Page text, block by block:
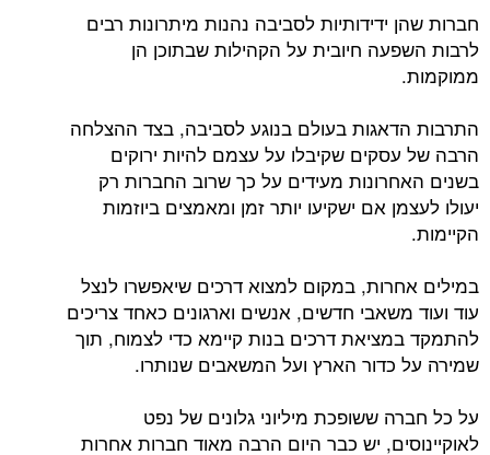
חברות שהן ידידותיות לסביבה נהנות מיתרונות רבים
לרבות השפעה חיובית על הקהילות שבתוכן הן
ממוקמות.
התרבות הדאגות בעולם בנוגע לסביבה, בצד ההצלחה
הרבה של עסקים שקיבלו על עצמם להיות ירוקים
בשנים האחרונות מעידים על כך שרוב החברות רק
יעולו לעצמן אם ישקיעו יותר זמן ומאמצים ביוזמות
הקיימות.
במילים אחרות, במקום למצוא דרכים שיאפשרו לנצל
עוד ועוד משאבי חדשים, אנשים וארגונים כאחד צריכים
להתמקד במציאת דרכים בנות קיימא כדי לצמוח, תוך
שמירה על כדור הארץ ועל המשאבים שנותרו.
על כל חברה ששופכת מיליוני גלונים של נפט
לאוקיינוסים, יש כבר היום הרבה מאוד חברות אחרות